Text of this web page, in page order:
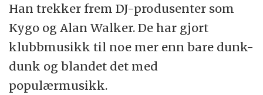
Han trekker frem DJ-produsenter som
Kygo og Alan Walker. De har gjort
klubbmusikk til noe mer enn bare dunk-
dunk og blandet det med
populærmusikk.